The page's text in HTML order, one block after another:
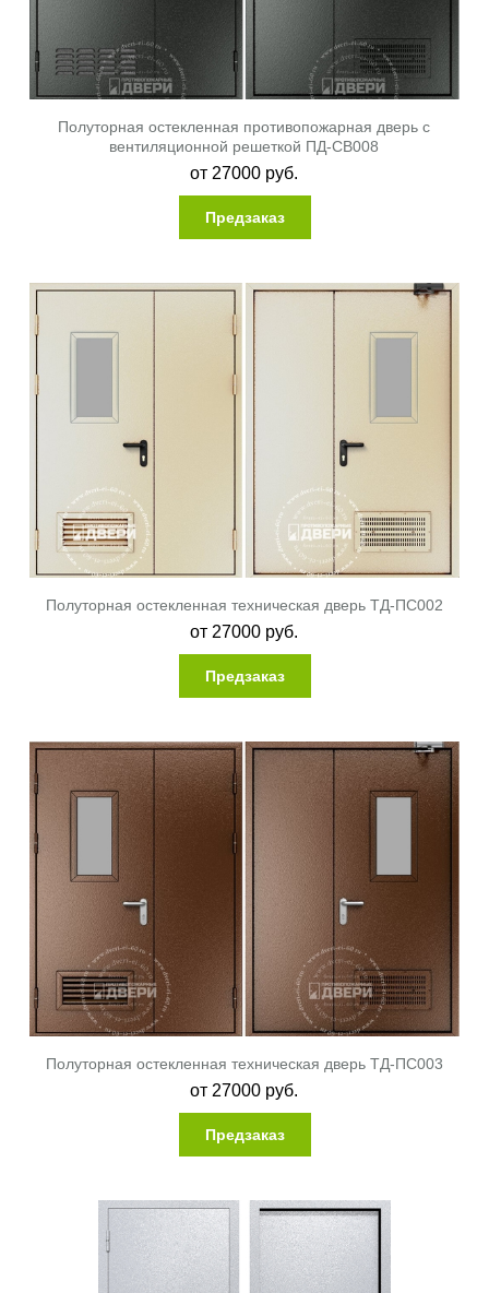
Полуторная остекленная противопожарная дверь с
вентиляционной решеткой ПД-СВ008
от 27000 руб.
Предзаказ
Полуторная остекленная техническая дверь ТД-ПС002
от 27000 руб.
Предзаказ
Полуторная остекленная техническая дверь ТД-ПС003
от 27000 руб.
Предзаказ